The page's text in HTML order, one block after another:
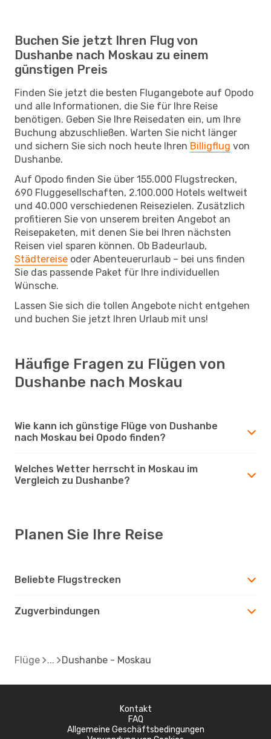
Buchen Sie jetzt Ihren Flug von
Dushanbe nach Moskau zu einem
günstigen Preis
Finden Sie jetzt die besten Flugangebote auf Opodo
und alle Informationen, die Sie für Ihre Reise
benötigen. Geben Sie Ihre Reisedaten ein, um Ihre
Buchung abzuschließen. Warten Sie nicht länger
und sichern Sie sich noch heute Ihren Billigflug von
Dushanbe.
Auf Opodo finden Sie über 155.000 Flugstrecken,
690 Fluggesellschaften, 2.100.000 Hotels weltweit
und 40.000 verschiedenen Reisezielen. Zusätzlich
profitieren Sie von unserem breiten Angebot an
Reisepaketen, mit denen Sie bei Ihren nächsten
Reisen viel sparen können. Ob Badeurlaub,
Städtereise oder Abenteuerurlaub – bei uns finden
Sie das passende Paket für Ihre individuellen
Wünsche.
Lassen Sie sich die tollen Angebote nicht entgehen
und buchen Sie jetzt Ihren Urlaub mit uns!
Häufige Fragen zu Flügen von
Dushanbe nach Moskau
Wie kann ich günstige Flüge von Dushanbe
nach Moskau bei Opodo finden?
Welches Wetter herrscht in Moskau im
Vergleich zu Dushanbe?
Planen Sie Ihre Reise
Beliebte Flugstrecken
Zugverbindungen
Flüge Dushanbe - Moskau
Kontakt
FAQ
Allgemeine Geschäftsbedingungen